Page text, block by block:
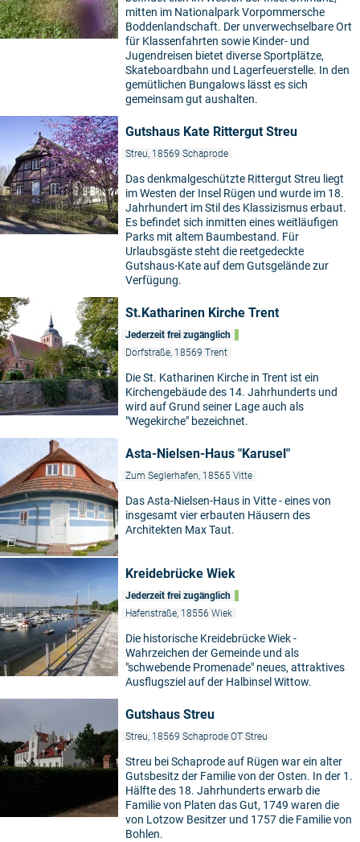
mitten im Nationalpark Vorpommersche
Boddenlandschaft. Der unverwechselbare Ort
für Klassenfahrten sowie Kinder- und
Jugendreisen bietet diverse Sportplätze,
Skateboardbahn und Lagerfeuerstelle. In den
gemütlichen Bungalows lässt es sich
gemeinsam gut aushalten.
Gutshaus Kate Rittergut Streu
Streu, 18569 Schaprode
Das denkmalgeschützte Rittergut Streu liegt
im Westen der Insel Rügen und wurde im 18.
Jahrhundert im Stil des Klassizismus erbaut.
Es befindet sich inmitten eines weitläufigen
Parks mit altem Baumbestand. Für
Urlaubsgäste steht die reetgedeckte
Gutshaus-Kate auf dem Gutsgelände zur
Verfügung.
St.Katharinen Kirche Trent
Jederzeit frei zugänglich
Dorfstraße, 18569 Trent
Die St. Katharinen Kirche in Trent ist ein
Kirchengebäude des 14. Jahrhunderts und
wird auf Grund seiner Lage auch als
"Wegekirche" bezeichnet.
Asta-Nielsen-Haus "Karusel"
Zum Seglerhafen, 18565 Vitte
Das Asta-Nielsen-Haus in Vitte - eines von
insgesamt vier erbauten Häusern des
Architekten Max Taut.
Kreidebrücke Wiek
Jederzeit frei zugänglich
Hafenstraße, 18556 Wiek
Die historische Kreidebrücke Wiek -
Wahrzeichen der Gemeinde und als
"schwebende Promenade" neues, attraktives
Ausflugsziel auf der Halbinsel Wittow.
Gutshaus Streu
Streu, 18569 Schaprode OT Streu
Streu bei Schaprode auf Rügen war ein alter
Gutsbesitz der Familie von der Osten. In der 1.
Hälfte des 18. Jahrhunderts erwarb die
Familie von Platen das Gut, 1749 waren die
von Lotzow Besitzer und 1757 die Familie von
Bohlen.